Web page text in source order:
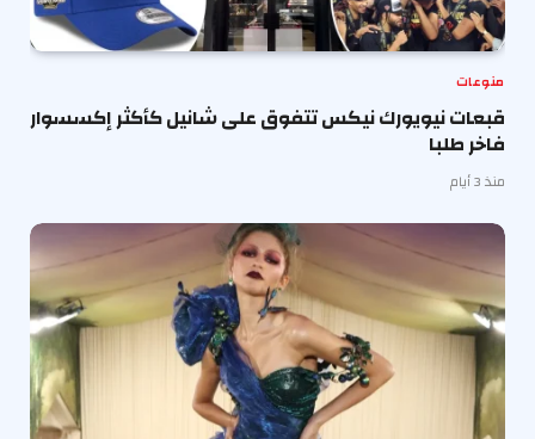
منوعات
قبعات نيويورك نيكس تتفوق على شانيل كأكثر إكسسوار
فاخر طلبا
منذ 3 أيام